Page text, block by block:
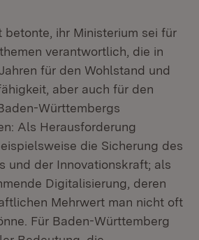
betonte, ihr Ministerium sei für
verantwortlich, die in
für den Wohlstand und
aber auch für den
Württembergs
Als Herausforderung
die Sicherung des
und der Innovationskraft; als
Digitalisierung, deren
Mehrwert man nicht oft
Für Baden-Württemberg